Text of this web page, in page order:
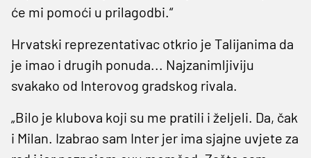
će mi pomoći u prilagodbi.“
Hrvatski reprezentativac otkrio je Talijanima da
je imao i drugih ponuda... Najzanimljiviju
svakako od Interovog gradskog rivala.
„Bilo je klubova koji su me pratili i željeli. Da, čak
i Milan. Izabrao sam Inter jer ima sjajne uvjete za